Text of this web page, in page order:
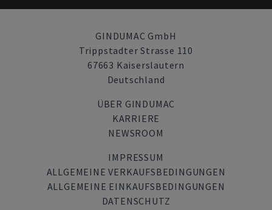
GINDUMAC GmbH
Trippstadter Strasse 110
67663 Kaiserslautern
Deutschland
ÜBER GINDUMAC
KARRIERE
NEWSROOM
IMPRESSUM
ALLGEMEINE VERKAUFSBEDINGUNGEN
ALLGEMEINE EINKAUFSBEDINGUNGEN
DATENSCHUTZ